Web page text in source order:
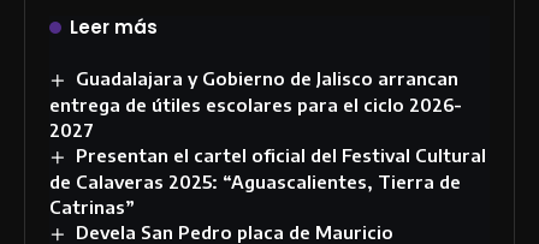
Leer más
Guadalajara y Gobierno de Jalisco arrancan
entrega de útiles escolares para el ciclo 2026-
2027
Presentan el cartel oficial del Festival Cultural
de Calaveras 2025: “Aguascalientes, Tierra de
Catrinas”
Devela San Pedro placa de Mauricio